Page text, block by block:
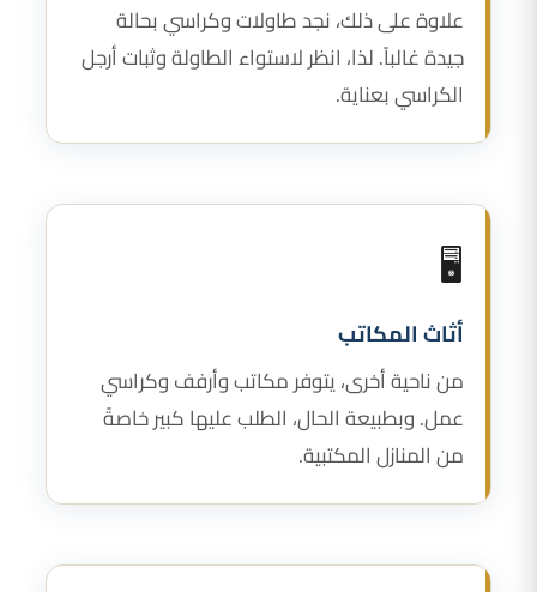
علاوة على ذلك، نجد طاولات وكراسي بحالة
جيدة غالباً. لذا، انظر لاستواء الطاولة وثبات أرجل
الكراسي بعناية.
🖥️
أثاث المكاتب
من ناحية أخرى، يتوفر مكاتب وأرفف وكراسي
عمل. وبطبيعة الحال، الطلب عليها كبير خاصةً
من المنازل المكتبية.